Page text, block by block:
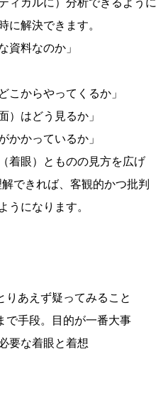
に解決できます。
資料なのか」
こからやってくるか」
）はどう見るか」
かかっているか」
着眼）とものの見方を広げ
できれば、客観的かつ批判
うになります。
りあえず疑ってみること
で手段。目的が一番大事
要な着眼と着想